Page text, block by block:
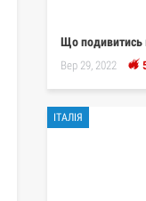
Що подивитись
Вер 29, 2022
ІТАЛІЯ